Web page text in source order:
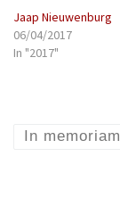
Jaap Nieuwenburg
06/04/2017
In "2017"
In memoriam